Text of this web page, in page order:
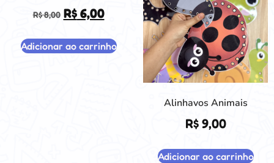
R$8,00 R$6,00
Adicionar ao carrinho
Alinhavos Animais
R$9,00
Adicionar ao carrinho